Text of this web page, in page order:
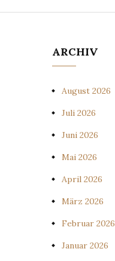
ARCHIV
August 2026
Juli 2026
Juni 2026
Mai 2026
April 2026
März 2026
Februar 2026
Januar 2026